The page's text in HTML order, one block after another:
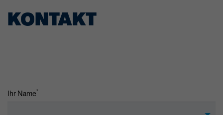
KONTAKT
Ihr Name*